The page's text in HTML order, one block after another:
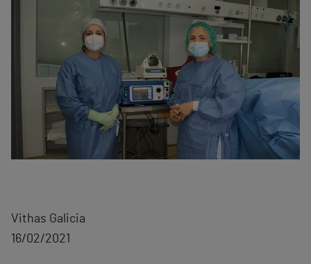
Vithas Galicia
16/02/2021